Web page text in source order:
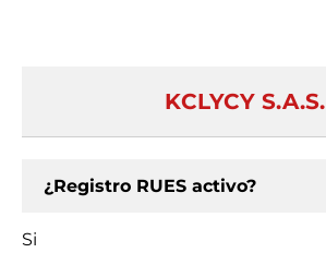
KCLYCY S.A.S.
¿Registro RUES activo?
Si